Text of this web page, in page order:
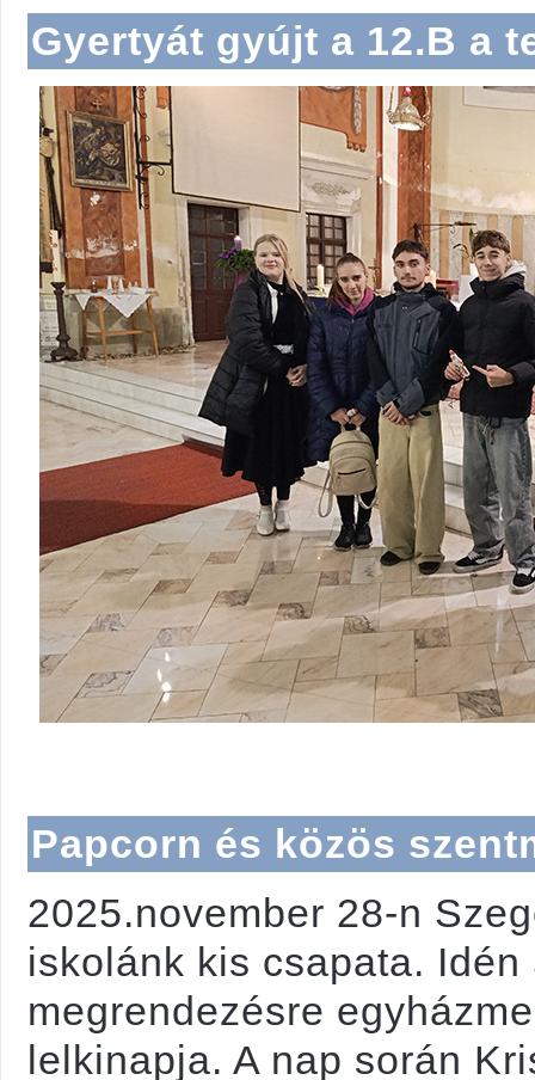
Gyertyát gyújt a 12.B a
Papcorn és közös
2025.november 28-n
iskolánk kis csapata.
megrendezésre
lelkinapja. A nap során